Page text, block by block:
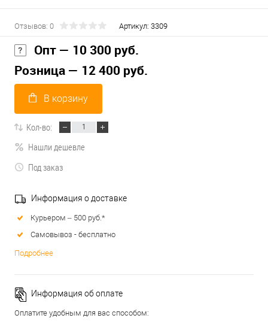
Отзывов: 0 Артикул: 3309
Опт — 10 300 руб.
Розница — 12 400 руб.
В корзину
Кол-во:
Нашли дешевле
Под заказ
Информация о доставке
Курьером – 500 руб.*
Самовывоз - бесплатно
Подробнее
Информация об оплате
Оплатите удобным для вас способом: